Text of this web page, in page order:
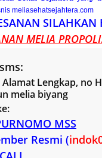
meliasehatsejahtera.com
MELIA
Alamat Lengkap, no
melia biyang
MSS
Resmi (